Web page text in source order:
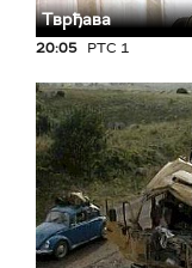
Тврђава
20:05 РТС 1